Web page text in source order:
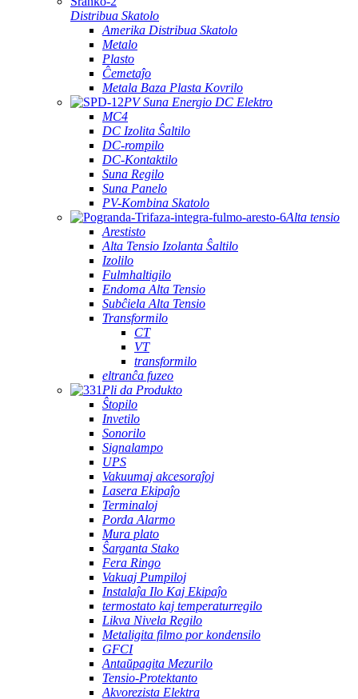
Distribua Skatolo
Amerika Distribua Skatolo
Metalo
Plasto
Ĉemetaĵo
Metala Baza Plasta Kovrilo
PV Suna Energio DC Elektro
MC4
DC Izolita Ŝaltilo
DC-rompilo
DC-Kontaktilo
Suna Regilo
Suna Panelo
PV-Kombina Skatolo
Alta tensio
Arestisto
Alta Tensio Izolanta Ŝaltilo
Izolilo
Fulmhaltigilo
Endoma Alta Tensio
Subĉiela Alta Tensio
Transformilo
CT
VT
transformilo
eltranĉa fuzeo
Pli da Produkto
Ŝtopilo
Invetilo
Sonorilo
Signalampo
UPS
Vakuumaj akcesoraĵoj
Lasera Ekipaĵo
Terminaloj
Porda Alarmo
Mura plato
Ŝarganta Stako
Fera Ringo
Vakuaj Pumpiloj
Instalaĵa Ilo Kaj Ekipaĵo
termostato kaj temperaturregilo
Likva Nivela Regilo
Metaligita filmo por kondensilo
GFCI
Antaŭpagita Mezurilo
Tensio-Protektanto
Akvorezista Elektra